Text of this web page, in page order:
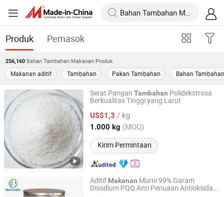
Produk Pemasok
256,160 Bahan Tambahan Makanan Produk
Makanan aditif Tambahan Pakan Tambahan Bahan
Serat Pangan Tambahan Polidekstrosa
Berkualitas Tinggi yang Larut
US$1,3 / kg
1.000 kg (MOQ)
Kirim Permintaan
Shandong Bailong Chuangyuan Bio-Tech Co., Ltd.
Shandong, China Harga mulai 2021
Aditif Makanan Murni 99% Garam
Disodium PQQ Anti Penuaan Antioksidan
Shanghai Beimoo Biotechnology Co., Ltd.